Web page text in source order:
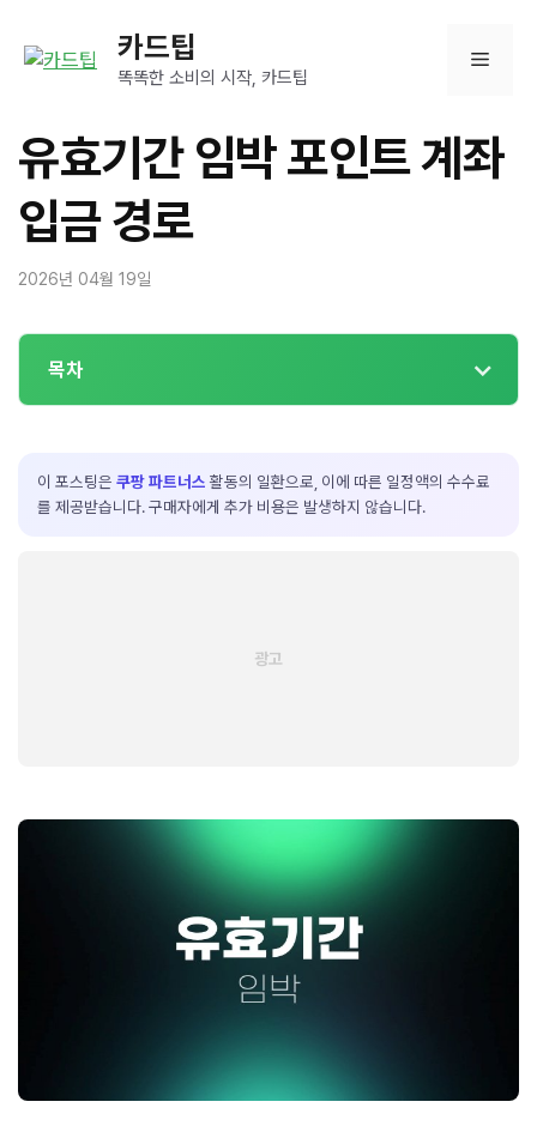
카드팁
똑똑한 소비의 시작, 카드팁
메
뉴
유효기간 임박 포인트 계좌
입금 경로
2026년 04월 19일
목차
이 포스팅은 쿠팡 파트너스 활동의 일환으로, 이에 따른 일정액의 수수료
를 제공받습니다. 구매자에게 추가 비용은 발생하지 않습니다.